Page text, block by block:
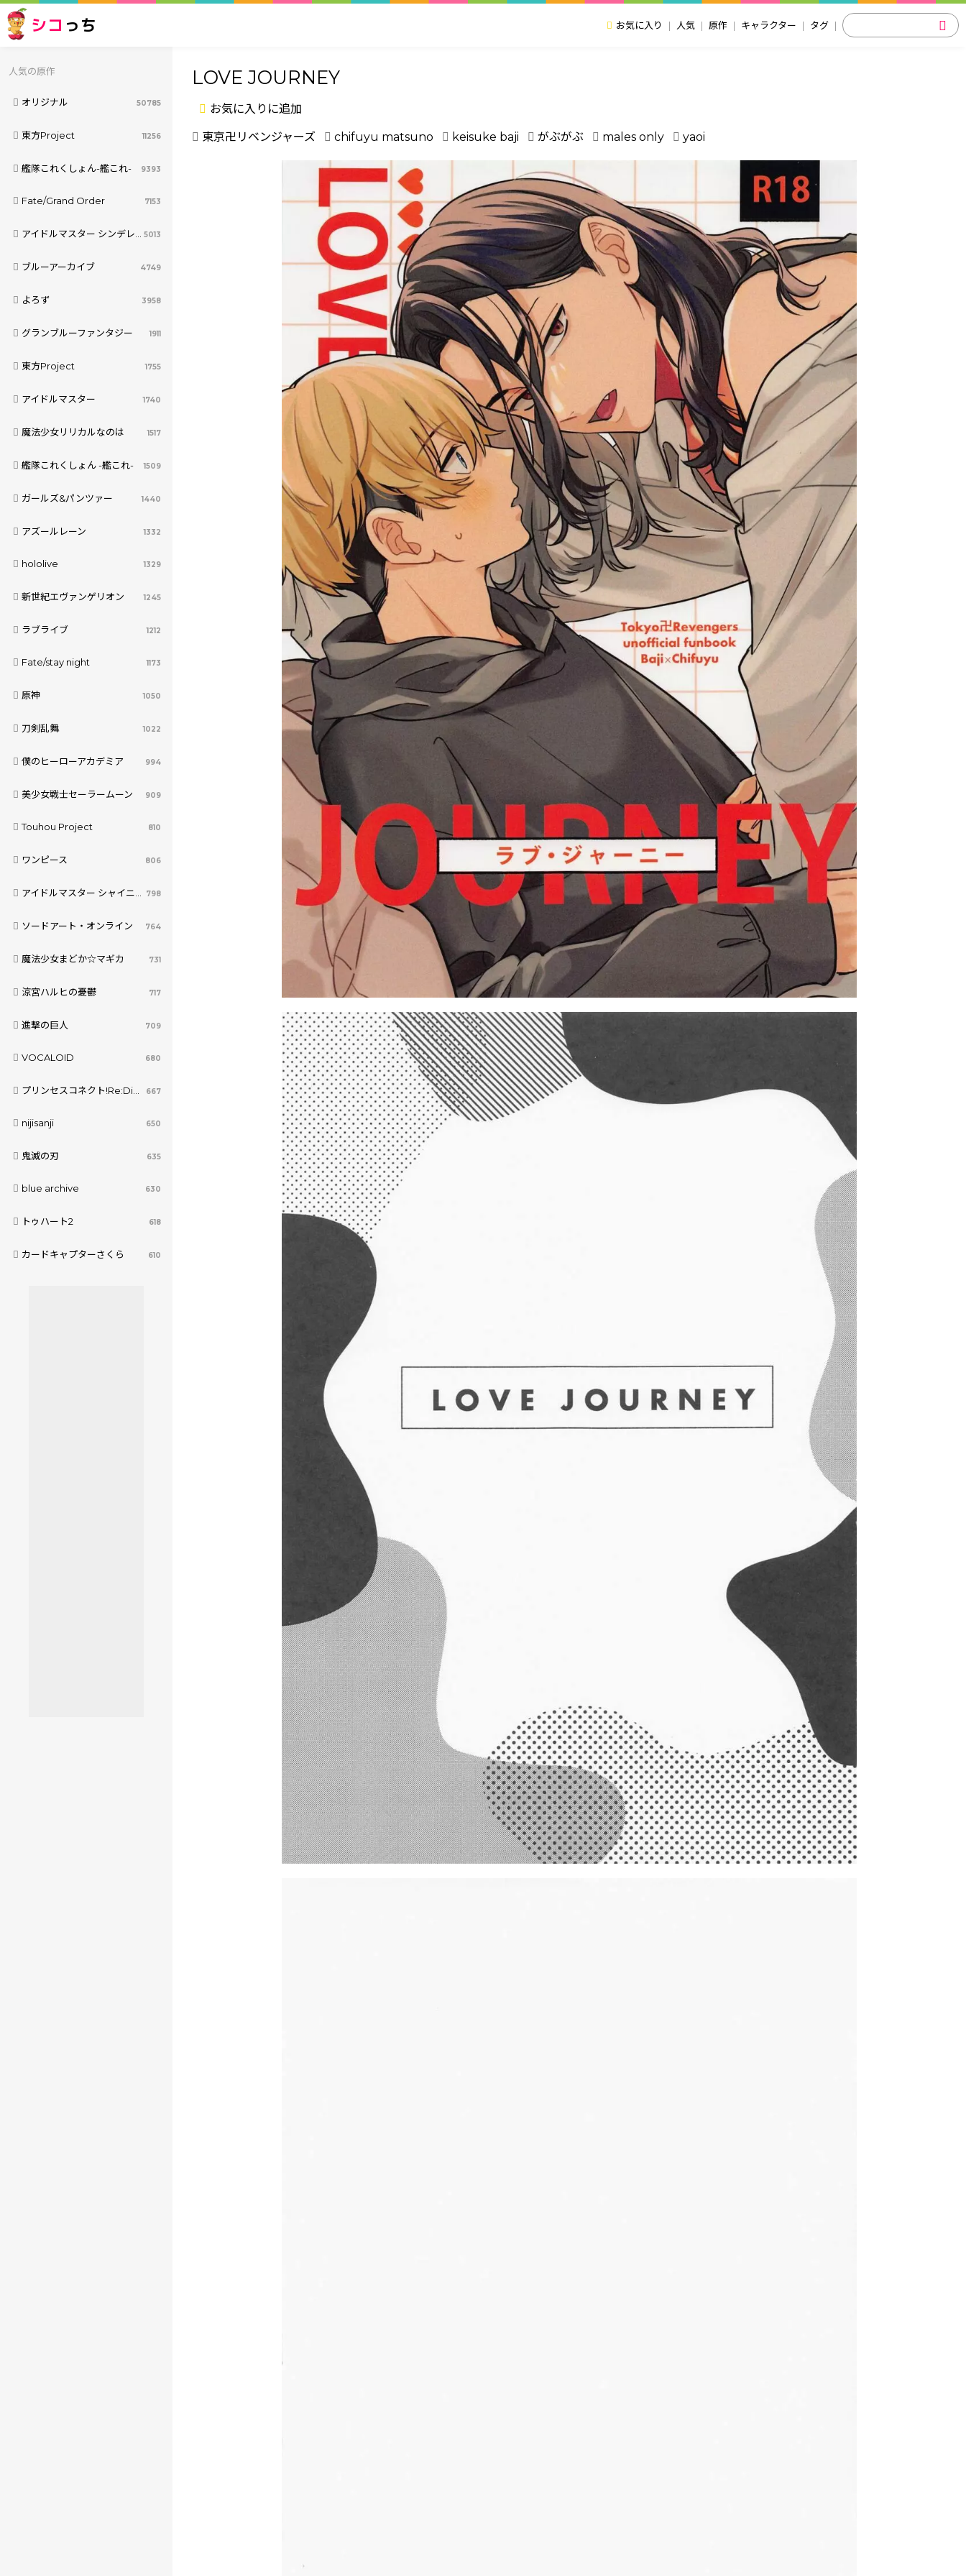
シコ っち お気に入り 人気 原作 キャラクター タグ
人気の原作
オリジナル 50785
東方Project 11256
艦隊これくしょん-艦これ- 9393
Fate/Grand Order 7153
アイドルマスター シンデレラガールズ 5013
ブルーアーカイブ 4749
よろず 3958
グランブルーファンタジー 1911
東方Project 1755
アイドルマスター 1740
魔法少女リリカルなのは 1517
艦隊これくしょん -艦これ- 1509
ガールズ&パンツァー 1440
アズールレーン 1332
hololive 1329
新世紀エヴァンゲリオン 1245
ラブライブ 1212
Fate/stay night 1173
原神 1050
刀剣乱舞 1022
僕のヒーローアカデミア 994
美少女戦士セーラームーン 909
Touhou Project 810
ワンピース 806
アイドルマスター シャイニーカラーズ 798
ソードアート・オンライン 764
魔法少女まどか☆マギカ 731
涼宮ハルヒの憂鬱 717
進撃の巨人 709
VOCALOID 680
プリンセスコネクト!Re:Dive 667
nijisanji 650
鬼滅の刃 635
blue archive 630
トゥハート2 618
カードキャプターさくら 610
LOVE JOURNEY
お気に入りに追加
東京卍リベンジャーズ chifuyu matsuno keisuke baji がぶがぶ males only yaoi